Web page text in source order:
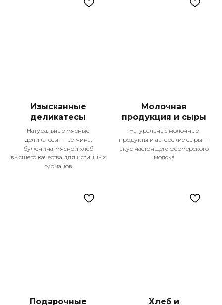
Изысканные
деликатесы
Натуральные мясные
деликатесы — ветчина,
буженина, мясной хлеб
высшего качества для истинных
гурманов
Молочная
продукция и сыры
Натуральные молочные
продукты и авторские сыры —
вкус настоящего фермерского
молока
Подарочные
Хлеб и
+7 987 225-25-55
Контакты
Каталог